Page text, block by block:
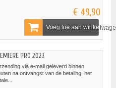
€ 49,90
Voeg toe aan
PRO 2023
via e-mail geleverd binnen
na ontvangst van de betaling, het